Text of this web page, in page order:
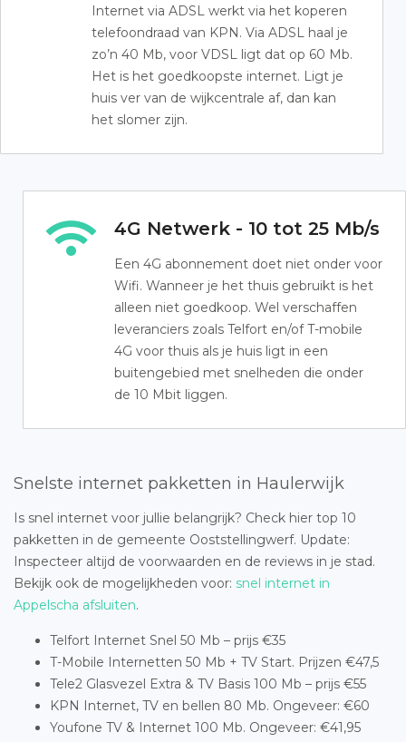
Internet via ADSL werkt via het koperen
telefoondraad van KPN. Via ADSL haal je
zo’n 40 Mb, voor VDSL ligt dat op 60 Mb.
Het is het goedkoopste internet. Ligt je
huis ver van de wijkcentrale af, dan kan
het slomer zijn.
4G Netwerk - 10 tot 25 Mb/s
Een 4G abonnement doet niet onder voor
Wifi. Wanneer je het thuis gebruikt is het
alleen niet goedkoop. Wel verschaffen
leveranciers zoals Telfort en/of T-mobile
4G voor thuis als je huis ligt in een
buitengebied met snelheden die onder
de 10 Mbit liggen.
Snelste internet pakketten in Haulerwijk
Is snel internet voor jullie belangrijk? Check hier top 10
pakketten in de gemeente Ooststellingwerf. Update:
Inspecteer altijd de voorwaarden en de reviews in je stad.
Bekijk ook de mogelijkheden voor: snel internet in
Appelscha afsluiten.
Telfort Internet Snel 50 Mb – prijs €35
T-Mobile Internetten 50 Mb + TV Start. Prijzen €47,5
Tele2 Glasvezel Extra & TV Basis 100 Mb – prijs €55
KPN Internet, TV en bellen 80 Mb. Ongeveer: €60
Youfone TV & Internet 100 Mb. Ongeveer: €41,95